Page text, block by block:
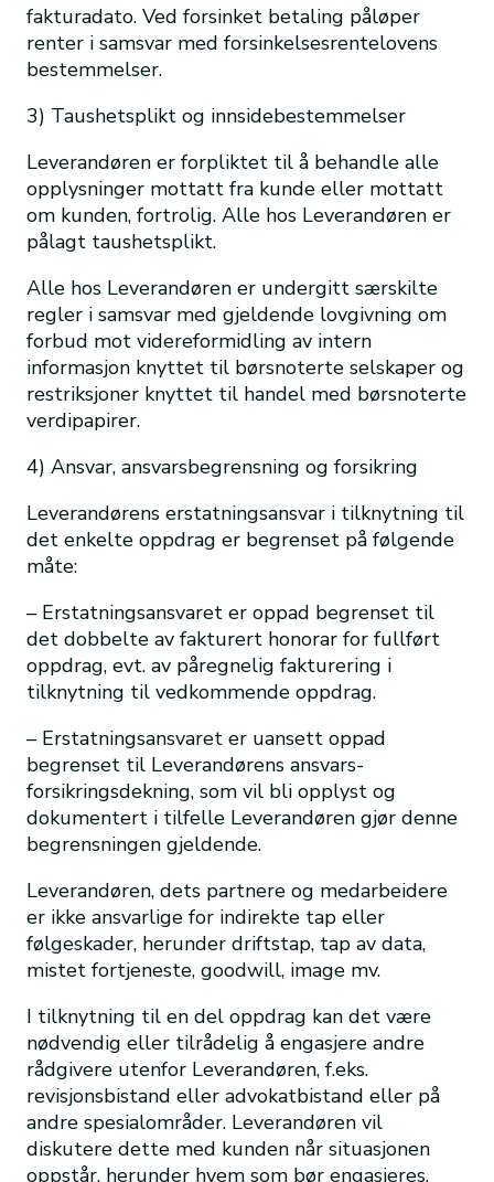
fakturadato. Ved forsinket betaling påløper
renter i samsvar med forsinkelsesrentelovens
bestemmelser.
3) Taushetsplikt og innsidebestemmelser
Leverandøren er forpliktet til å behandle alle
opplysninger mottatt fra kunde eller mottatt
om kunden, fortrolig. Alle hos Leverandøren er
pålagt taushetsplikt.
Alle hos Leverandøren er undergitt særskilte
regler i samsvar med gjeldende lovgivning om
forbud mot videreformidling av intern
informasjon knyttet til børsnoterte selskaper og
restriksjoner knyttet til handel med børsnoterte
verdipapirer.
4) Ansvar, ansvarsbegrensning og forsikring
Leverandørens erstatningsansvar i tilknytning til
det enkelte oppdrag er begrenset på følgende
måte:
– Erstatningsansvaret er oppad begrenset til
det dobbelte av fakturert honorar for fullført
oppdrag, evt. av påregnelig fakturering i
tilknytning til vedkommende oppdrag.
– Erstatningsansvaret er uansett oppad
begrenset til Leverandørens ansvars-
forsikringsdekning, som vil bli opplyst og
dokumentert i tilfelle Leverandøren gjør denne
begrensningen gjeldende.
Leverandøren, dets partnere og medarbeidere
er ikke ansvarlige for indirekte tap eller
følgeskader, herunder driftstap, tap av data,
mistet fortjeneste, goodwill, image mv.
I tilknytning til en del oppdrag kan det være
nødvendig eller tilrådelig å engasjere andre
rådgivere utenfor Leverandøren, f.eks.
revisjonsbistand eller advokatbistand eller på
andre spesialområder. Leverandøren vil
diskutere dette med kunden når situasjonen
oppstår, herunder hvem som bør engasjeres.